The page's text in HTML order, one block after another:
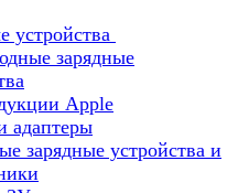
устройства
зарядные
Apple
адаптеры
зарядные устройства и